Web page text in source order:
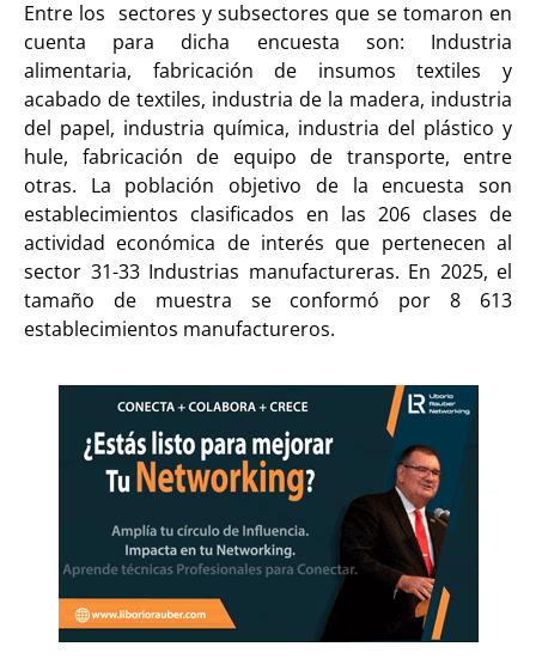
Entre los sectores y subsectores que se tomaron en
cuenta para dicha encuesta son: Industria
alimentaria, fabricación de insumos textiles y
acabado de textiles, industria de la madera, industria
del papel, industria química, industria del plástico y
hule, fabricación de equipo de transporte, entre
otras. La población objetivo de la encuesta son
establecimientos clasificados en las 206 clases de
actividad económica de interés que pertenecen al
sector 31-33 Industrias manufactureras. En 2025, el
tamaño de muestra se conformó por 8 613
establecimientos manufactureros.